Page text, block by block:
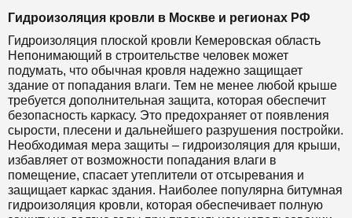
Гидроизоляция кровли в Москве и регионах РФ
Гидроизоляция плоской кровли Кемеровская область
Непонимающий в строительстве человек может
подумать, что обычная кровля надежно защищает
здание от попадания влаги. Тем не менее любой крыше
требуется дополнительная защита, которая обеспечит
безопасность каркасу. Это предохраняет от появления
сырости, плесени и дальнейшего разрушения постройки.
Необходимая мера защиты – гидроизоляция для крыши,
избавляет от возможности попадания влаги в
помещение, спасает утеплители от отсыревания и
защищает каркас здания. Наиболее популярна битумная
гидроизоляция кровли, которая обеспечивает полную